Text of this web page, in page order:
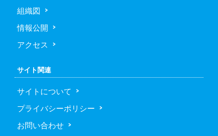
組織図
情報公開
アクセス
サイト関連
サイトについて
プライバシーポリシー
お問い合わせ